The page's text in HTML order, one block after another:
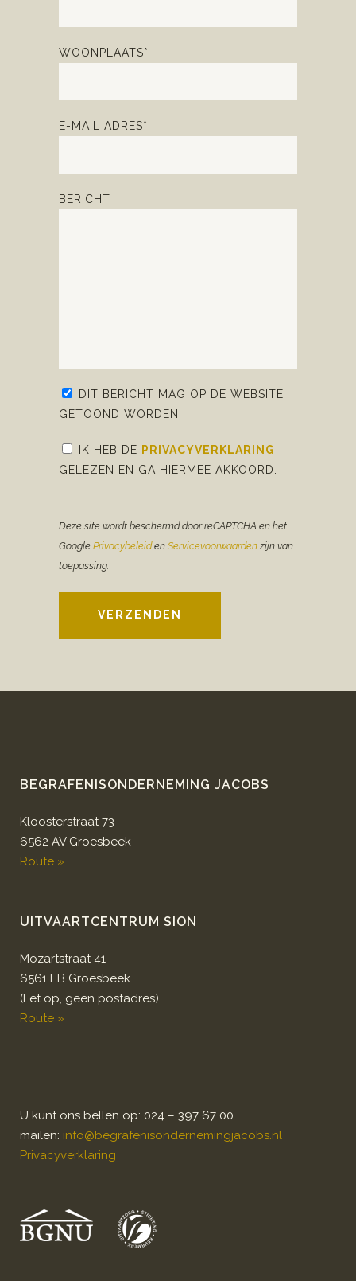
WOONPLAATS*
E-MAIL ADRES*
BERICHT
DIT BERICHT MAG OP DE WEBSITE
GETOOND WORDEN
IK HEB DE PRIVACYVERKLARING
GELEZEN EN GA HIERMEE AKKOORD.
Deze site wordt beschermd door reCAPTCHA en het
Google Privacybeleiden Servicevoorwaardenzijn van
toepassing.
VERZENDEN
BEGRAFENISONDERNEMING JACOBS
Kloosterstraat 73
6562 AV Groesbeek
Route »
UITVAARTCENTRUM SION
Mozartstraat 41
6561 EB Groesbeek
(Let op, geen postadres)
Route »
U kunt ons bellen op: 024 – 397 67 00
mailen: info@begrafenisondernemingjacobs.nl
Privacyverklaring